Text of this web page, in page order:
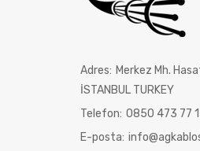
Adres: Merkez Mh.
İSTANBUL TURKEY
Telefon: 0850 473 77
E-posta: